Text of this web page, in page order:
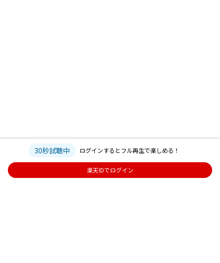
30秒試聴中 ログインするとフル再生で楽しめる！
楽天IDでログイン